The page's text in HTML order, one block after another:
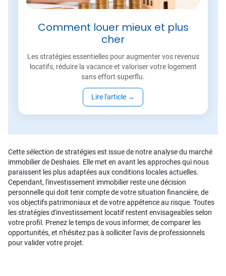
Comment louer mieux et plus
cher
Les stratégies essentielles pour augmenter vos revenus
locatifs, réduire la vacance et valoriser votre logement
sans effort superflu.
Lire l'article →
Cette sélection de stratégies est issue de notre analyse du marché
immobilier de Deshaies. Elle met en avant les approches qui nous
paraissent les plus adaptées aux conditions locales actuelles.
Cependant, l'investissement immobilier reste une décision
personnelle qui doit tenir compte de votre situation financière, de
vos objectifs patrimoniaux et de votre appétence au risque. Toutes
les stratégies d'investissement locatif restent envisageables selon
votre profil. Prenez le temps de vous informer, de comparer les
opportunités, et n'hésitez pas à solliciter l'avis de professionnels
pour valider votre projet.